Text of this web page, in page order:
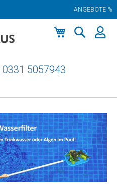
ANGEBOTE %
0331 5057943